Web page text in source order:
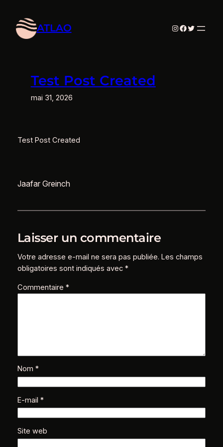
contenu
ATLAO Instagram
Facebook
Twitter
Test Post Created
mai 31, 2026
Test Post Created
Jaafar Greinch
Laisser un commentaire
Votre adresse e-mail ne sera pas publiée. Les champs
obligatoires sont indiqués avec *
Commentaire *
Nom *
E-mail *
Site web